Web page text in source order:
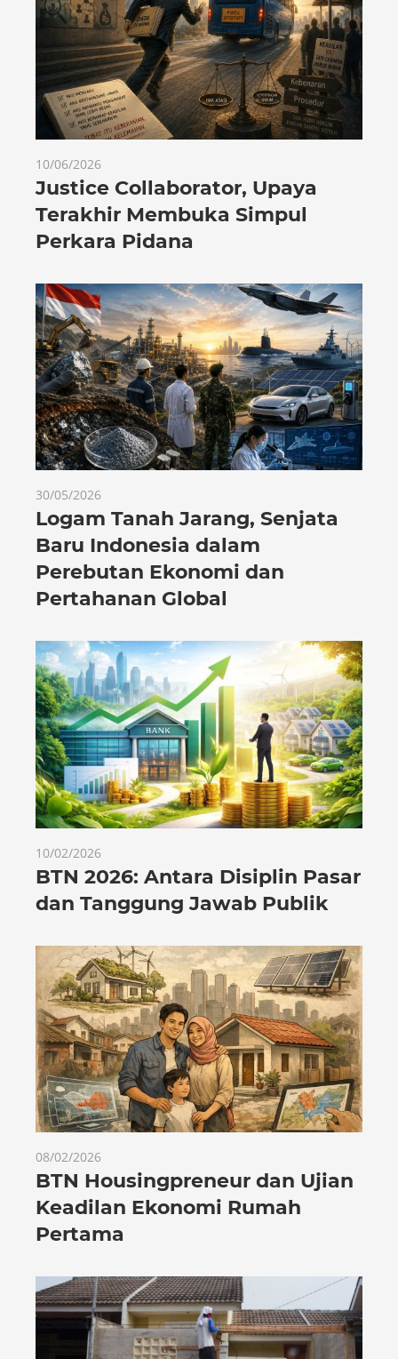
10/06/2026
Justice Collaborator, Upaya
Terakhir Membuka Simpul
Perkara Pidana
30/05/2026
Logam Tanah Jarang, Senjata
Baru Indonesia dalam
Perebutan Ekonomi dan
Pertahanan Global
10/02/2026
BTN 2026: Antara Disiplin Pasar
dan Tanggung Jawab Publik
08/02/2026
BTN Housingpreneur dan Ujian
Keadilan Ekonomi Rumah
Pertama